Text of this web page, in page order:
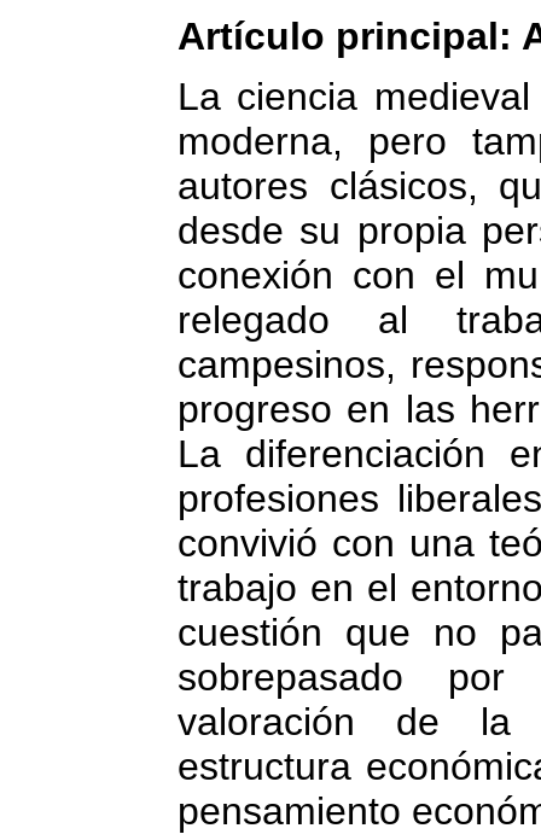
Artículo principal:
La ciencia
moderna, pero
autores clásicos,
desde su propia
conexión con el
relegado al
campesinos,
progreso en las
La diferenciación
profesiones
convivió con una
trabajo en el
cuestión que no
sobrepasado
valoración de la
estructura
pensamiento